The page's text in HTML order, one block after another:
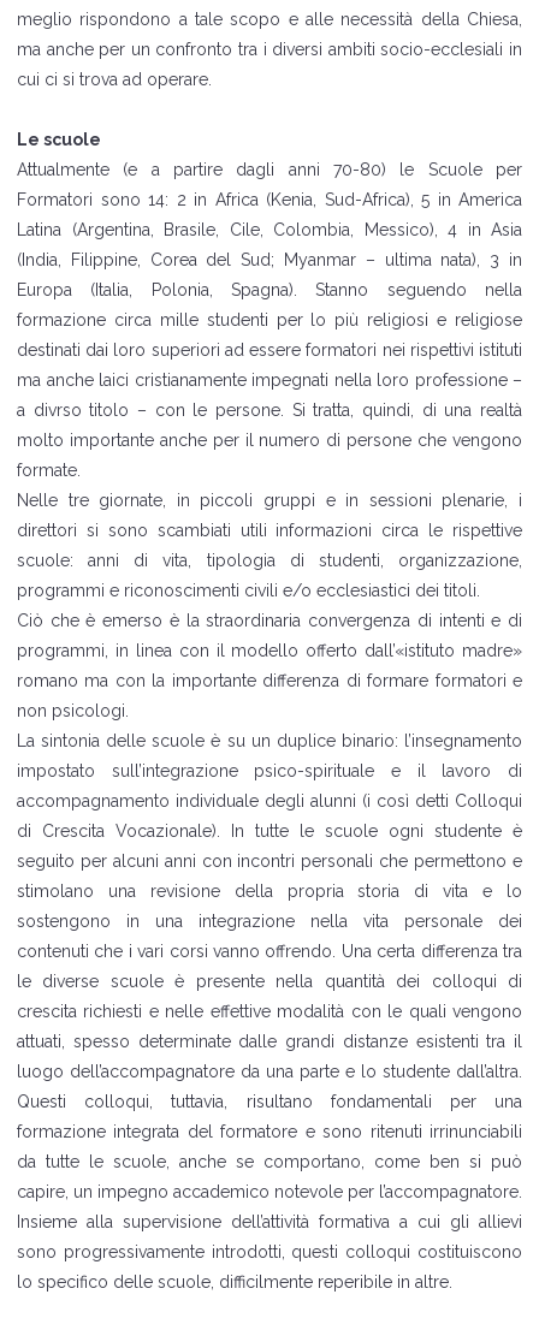
meglio rispondono a tale scopo e alle necessità della Chiesa,
ma anche per un confronto tra i diversi ambiti socio-ecclesiali in
cui ci si trova ad operare.
Le scuole
Attualmente (e a partire dagli anni 70-80) le Scuole per
Formatori sono 14: 2 in Africa (Kenia, Sud-Africa), 5 in America
Latina (Argentina, Brasile, Cile, Colombia, Messico), 4 in Asia
(India, Filippine, Corea del Sud; Myanmar – ultima nata), 3 in
Europa (Italia, Polonia, Spagna). Stanno seguendo nella
formazione circa mille studenti per lo più religiosi e religiose
destinati dai loro superiori ad essere formatori nei rispettivi istituti
ma anche laici cristianamente impegnati nella loro professione –
a divrso titolo – con le persone. Si tratta, quindi, di una realtà
molto importante anche per il numero di persone che vengono
formate.
Nelle tre giornate, in piccoli gruppi e in sessioni plenarie, i
direttori si sono scambiati utili informazioni circa le rispettive
scuole: anni di vita, tipologia di studenti, organizzazione,
programmi e riconoscimenti civili e/o ecclesiastici dei titoli.
Ciò che è emerso è la straordinaria convergenza di intenti e di
programmi, in linea con il modello offerto dall’«istituto madre»
romano ma con la importante differenza di formare formatori e
non psicologi.
La sintonia delle scuole è su un duplice binario: l’insegnamento
impostato sull’integrazione psico-spirituale e il lavoro di
accompagnamento individuale degli alunni (i così detti Colloqui
di Crescita Vocazionale). In tutte le scuole ogni studente è
seguito per alcuni anni con incontri personali che permettono e
stimolano una revisione della propria storia di vita e lo
sostengono in una integrazione nella vita personale dei
contenuti che i vari corsi vanno offrendo. Una certa differenza tra
le diverse scuole è presente nella quantità dei colloqui di
crescita richiesti e nelle effettive modalità con le quali vengono
attuati, spesso determinate dalle grandi distanze esistenti tra il
luogo dell’accompagnatore da una parte e lo studente dall’altra.
Questi colloqui, tuttavia, risultano fondamentali per una
formazione integrata del formatore e sono ritenuti irrinunciabili
da tutte le scuole, anche se comportano, come ben si può
capire, un impegno accademico notevole per l’accompagnatore.
Insieme alla supervisione dell’attività formativa a cui gli allievi
sono progressivamente introdotti, questi colloqui costituiscono
lo specifico delle scuole, difficilmente reperibile in altre.